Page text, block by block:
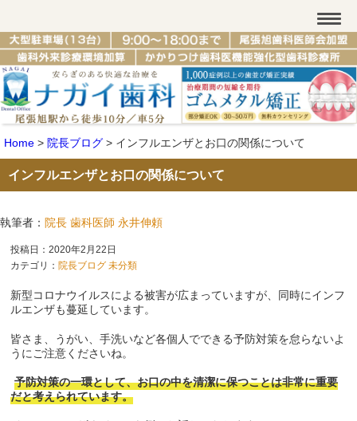
Home > 院長ブログ > インフルエンザとお口の関係について
インフルエンザとお口の関係について
執筆者： 院長 歯科医師 永井伸頼
投稿日：2020年2月22日
カテゴリ： 院長ブログ 未分類
新型コロナウイルスによる被害が広まっていますが、同時にインフ
ルエンザも蔓延しています。
皆さま、うがい、手洗いなど各個人でできる予防対策を怠らないよ
うにご注意くださいね。
予防対策の一環として、お口の中を清潔に保つことは非常に重要
だと考えられています。